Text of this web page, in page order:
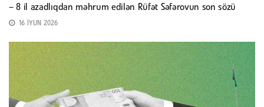
– 8 il azadlıqdan məhrum edilən Rüfət Səfərovun son sözü
16 İYUN 2026